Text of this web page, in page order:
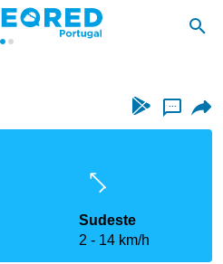
...
Sudeste
2
14 km/h